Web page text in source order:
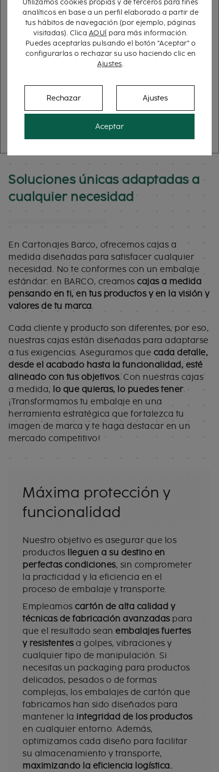
¿Qué tipo de embalaje estás
buscando?
No importa: en BARCO lo hacemos realidad.
Contacta con nosotros
Soluciones únicas adaptadas a
cualquier necesidad
En Cartonajes Barco, ofrecemos cajas a
medida diseñadas para satisfacer cualquier
necesidad. No te conformes con un embalaje
estándar: en BARCO, creamos cajas a medida
pensando en ti, en tus productos y en la visión y
valores de tu marca.
Cada cliente y producto son diferentes, por eso,
nuestras cajas están diseñadas para adaptarse
a tus exigencias. Aseguramos que cada detalle,
desde el acabado hasta la funcionalidad, esté
alineado con tus objetivos. Con nuestras cajas
a medida, lo que quieras, lo puedes tener.
¡Transformamos tu embalaje en una
herramienta estratégica que fortalezca tu
imagen de marca y te haga destacar en un
mercado competitivo!
Máxima protección y
funcionalidad
Nuestro objetivo es asegurar que los
productos lleguen a su destino en
perfectas condiciones, sin comprometer
la practicidad y la eficiencia en el
proceso de embalaje y transporte.
Empleamos cartón de alta calidad y
técnicas de fabricación avanzadas para
que el resultado sean embalajes fuertes
y resistentes a golpes, vibraciones y
cualquier tipo de manipulación. Si
necesitas un packaging para productos
delicados, pesados o de formas
complejas, los embalajes de cartón que
fabricamos han sido diseñados para
mantener la integridad de los productos
en cualquier entorno. Además,
optimizamos cada diseño para facilitar
su almacenamiento y transporte,
maximizando la eficiencia logística.
Utilizamos cookies propias y de terceros para fines
analíticos en base a un perfil elaborado a partir de
tus hábitos de navegación (por ejemplo, páginas
visitadas). Clica AQUÍ para más información.
Puedes aceptarlas pulsando el botón "Aceptar" o
configurarlas o rechazar su uso haciendo clic en
Ajustes.
Aceptar
Rechazar Ajustes